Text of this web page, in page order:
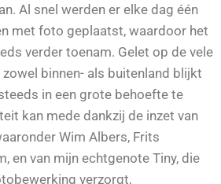
Al snel werden er elke dag één
met foto geplaatst, waardoor het
verder toenam. Gelet op de vele
binnen- als buitenland blijkt
in een grote behoefte te
kan mede dankzij de inzet van
Wim Albers, Frits
en van mijn echtgenote Tiny, die
verzorgt,